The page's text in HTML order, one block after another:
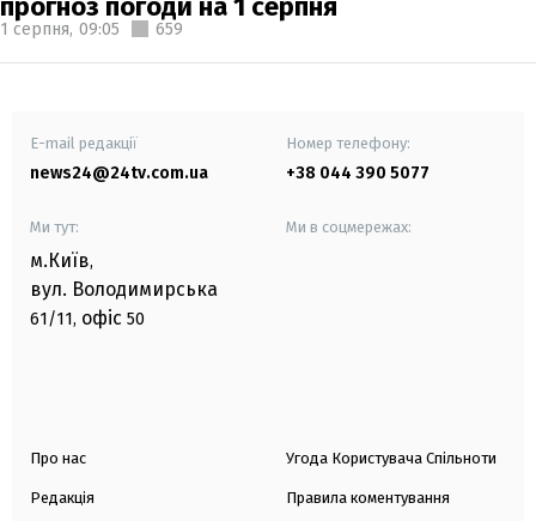
1 серпня, 09:05 659
E-mail редакції
news24@24tv.com.ua
Номер телефону:
+38 044 390 5077
Ми тут:
м.Київ,
вул. Володимирська
61/11, офіс 50
Ми в соцмережах:
Про нас
Редакція
Угода Користувача Спільноти
Правила коментування